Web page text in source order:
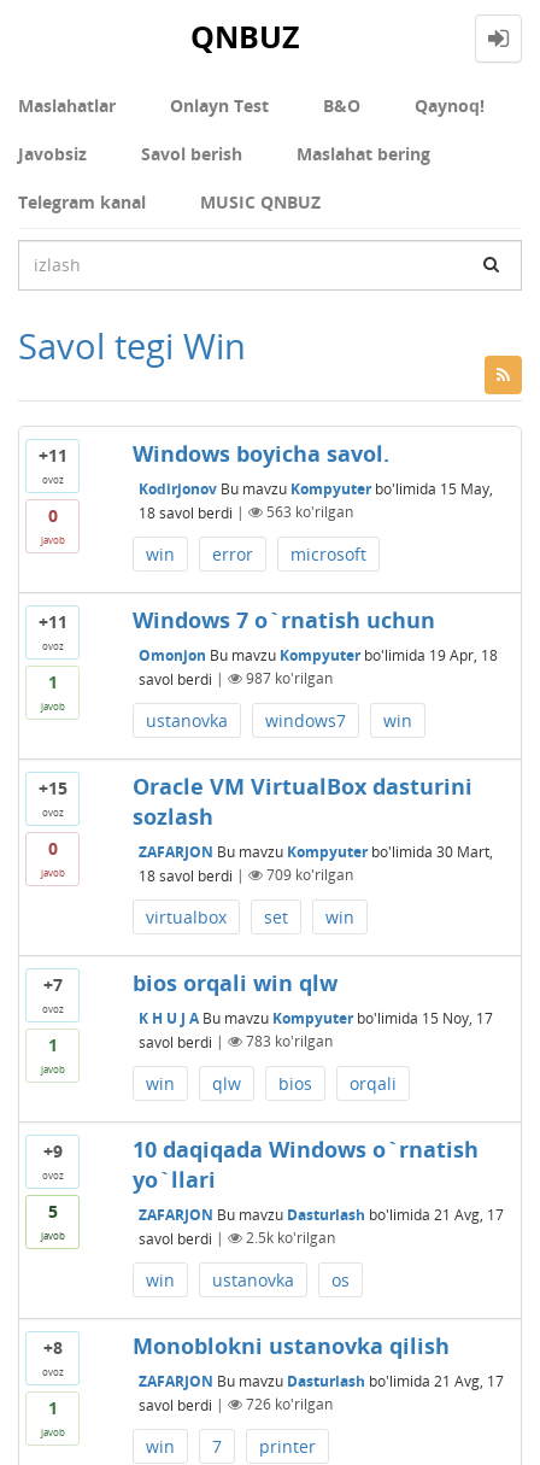
QNBUZ
Maslahatlar Onlayn Test В&О Qaynoq!
Javobsiz Savol berish Maslahat bering
Telegram kanal MUSIC QNBUZ
Savol tegi Win
+11
ovoz
0
javob
Windows boyicha savol.
Kodirjonov Bu mavzu Kompyuterbo'limida 15 May,
18 savol berdi | 563 ko'rilgan
win error microsoft
+11
ovoz
1
javob
Windows 7 o`rnatish uchun
Omonjon Bu mavzu Kompyuterbo'limida 19 Apr, 18
savol berdi | 987ko'rilgan
ustanovka windows7 win
+15
ovoz
0
javob
Oracle VM VirtualBox dasturini
sozlash
ZAFARJON Bu mavzu Kompyuterbo'limida 30 Mart,
18 savol berdi | 709ko'rilgan
virtualbox set win
+7
ovoz
1
javob
bios orqali win qlw
K H U J A Bu mavzu Kompyuterbo'limida 15 Noy, 17
savol berdi | 783 ko'rilgan
win qlw bios orqali
+9
ovoz
5
javob
10 daqiqada Windows o`rnatish
yo`llari
ZAFARJON Bu mavzu Dasturlash bo'limida 21 Avg, 17
savol berdi | 2.5kko'rilgan
win ustanovka os
+8
ovoz
1
javob
Monoblokni ustanovka qilish
ZAFARJON Bu mavzu Dasturlash bo'limida 21 Avg, 17
savol berdi | 726ko'rilgan
win 7 printer